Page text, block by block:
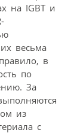
на IGBT и
весьма
в
по
За
из
с